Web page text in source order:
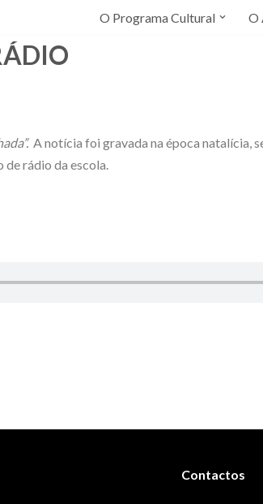
O Programa Cultural O
A notícia foi gravada na época natalícia,
de rádio da escola.
Contactos